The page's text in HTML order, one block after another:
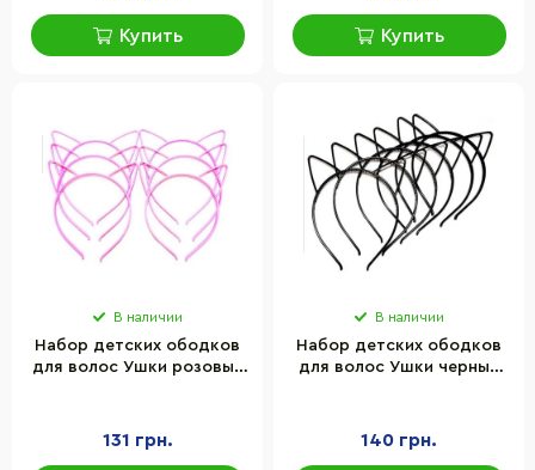
Купить Купить
В наличии
Набор детских ободков
для волос Ушки розовые
131 грн.
В наличии
Набор детских ободков
для волос Ушки черные
140 грн.